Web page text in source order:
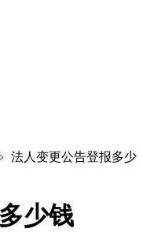
法人变更公告登报多少
少钱